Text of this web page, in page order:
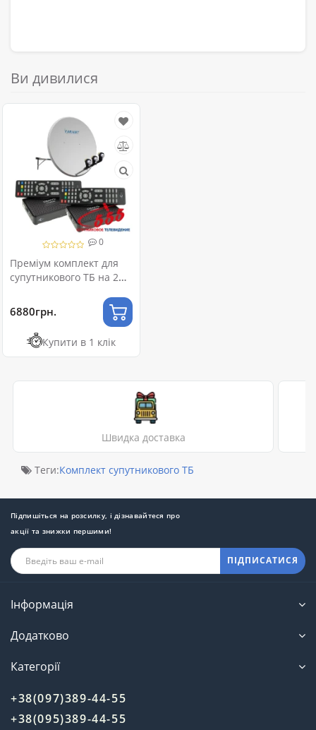
Ви дивилися
0
Преміум комплект для
супутникового ТБ на 2
6880грн.
Купити в 1 клік
Швидка доставка
Теги:Комплект супутникового ТБ
Підпишіться на розсилку, і дізнавайтеся про
акції та знижки першими!
ПІДПИСАТИСЯ
Інформація
Додатково
Категорії
+38(097)389-44-55
+38(095)389-44-55